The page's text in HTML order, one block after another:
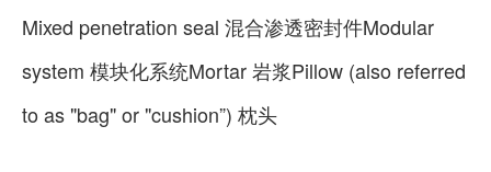
Mixed penetration seal 混合渗透密封件Modular
system 模块化系统Mortar 岩浆Pillow (also referred
to as "bag" or "cushion”) 枕头